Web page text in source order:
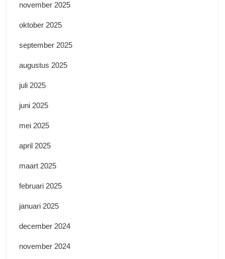
november 2025
oktober 2025
september 2025
augustus 2025
juli 2025
juni 2025
mei 2025
april 2025
maart 2025
februari 2025
januari 2025
december 2024
november 2024